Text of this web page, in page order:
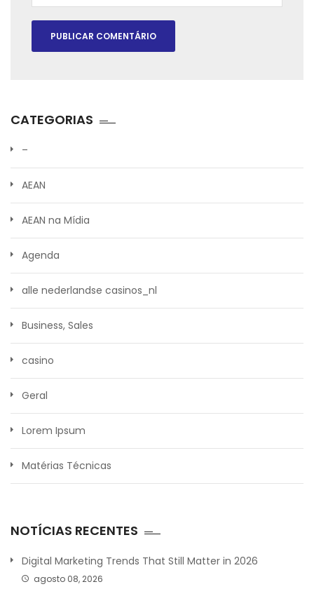
CATEGORIAS
–
AEAN
AEAN na Mídia
Agenda
alle nederlandse casinos_nl
Business, Sales
casino
Geral
Lorem Ipsum
Matérias Técnicas
NOTÍCIAS RECENTES
Digital Marketing Trends That Still Matter in 2026
agosto 08, 2026